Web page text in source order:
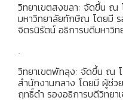
วิทยาเขตสงขลา: จัดขึ้น ณ
มหาวิทยาลัยทักษิณ โดยมี
จิตรนิรัตน์ อธิการบดีมหาวิ
วิทยาเขตพัทลุง: จัดขึ้น ณ โ
สำนักงานกลาง โดยมี ผู้ช่
ฤทธิ์ดำ รองอธิการบดีวิทยา